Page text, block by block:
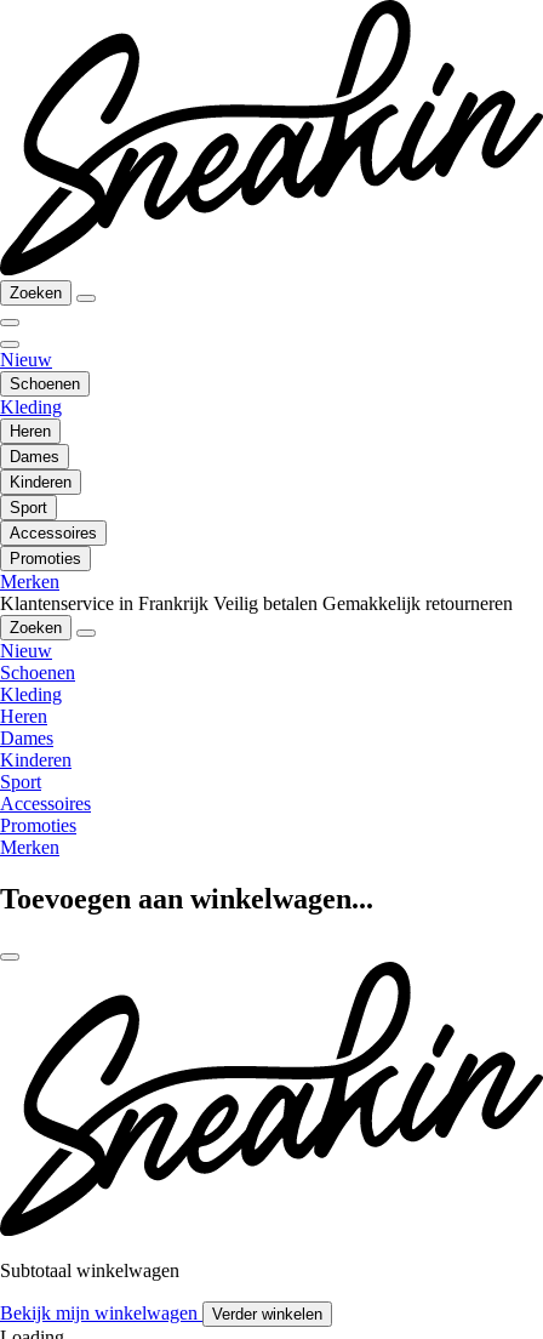
Zoeken
Nieuw
Schoenen
Kleding
Heren
Dames
Kinderen
Sport
Accessoires
Promoties
Merken
Klantenservice in Frankrijk Veilig betalen Gemakkelijk retourneren
Zoeken
Nieuw
Schoenen
Kleding
Heren
Dames
Kinderen
Sport
Accessoires
Promoties
Merken
Toevoegen aan winkelwagen...
Subtotaal winkelwagen
Bekijk mijn winkelwagen Verder winkelen